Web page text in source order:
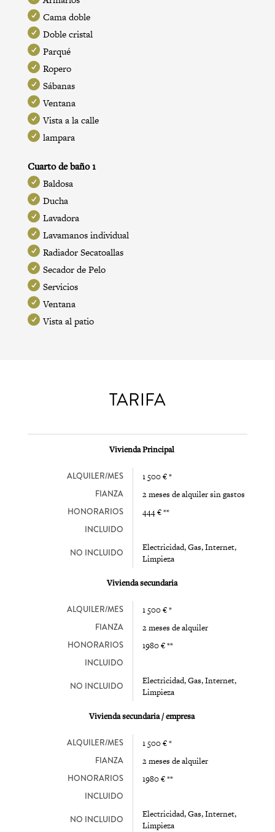
Cama doble
Doble cristal
Parqué
Ropero
Sábanas
Ventana
Vista a la calle
lampara
Cuarto de baño 1
Baldosa
Ducha
Lavadora
Lavamanos individual
Radiador Secatoallas
Secador de Pelo
Servicios
Ventana
Vista al patio
TARIFA
Vivienda Principal
ALQUILER/MES 1 500 € *
FIANZA 2 meses de alquiler sin gastos
HONORARIOS 444 € **
INCLUIDO
NO INCLUIDO
Electricidad, Gas, Internet,
Limpieza
Vivienda secundaria
ALQUILER/MES 1 500 € *
FIANZA 2 meses de alquiler
HONORARIOS 1980 € **
INCLUIDO
NO INCLUIDO
Electricidad, Gas, Internet,
Limpieza
Vivienda secundaria / empresa
ALQUILER/MES 1 500 € *
FIANZA 2 meses de alquiler
HONORARIOS 1980 € **
INCLUIDO
NO INCLUIDO
Electricidad, Gas, Internet,
Limpieza